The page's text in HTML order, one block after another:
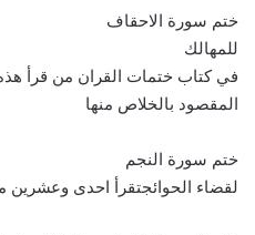
ختم سورة الاحقاف
للمهالك
في كتاب ختمات القران من قرأ
المقصود بالخلاص منها
ختم سورة النجم
لقضاء الحوائجتقرأ احدى وعشرين